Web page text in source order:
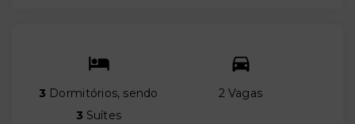
3 Dormitórios, sendo
3 Suítes
2 Vagas